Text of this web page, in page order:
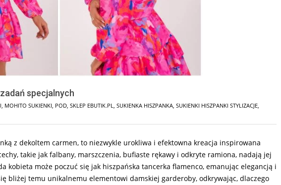
specjalnych
, MOHITO SUKIENKI, POD, SKLEP EBUTIK.PL, SUKIENKA HISZPANKA, SUKIENKI HISZPANKI STYLIZACJE,
z dekoltem carmen, to niezwykle urokliwa i efektowna kreacja inspirowana
takie jak falbany, marszczenia, bufiaste rękawy i odkryte ramiona, nadają jej
kobieta może poczuć się jak hiszpańska tancerka flamenco, emanując elegancją i
bliżej temu unikalnemu elementowi damskiej garderoby, odkrywając, dlaczego